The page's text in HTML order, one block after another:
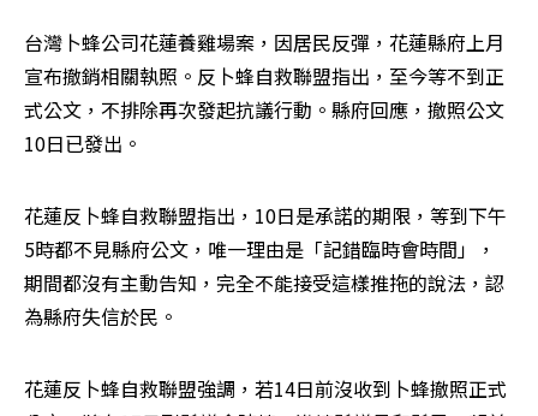
台灣卜蜂公司花蓮養雞場案，因居民反彈，花蓮縣府上月
宣布撤銷相關執照。反卜蜂自救聯盟指出，至今等不到正
式公文，不排除再次發起抗議行動。縣府回應，撤照公文
10日已發出。
花蓮反卜蜂自救聯盟指出，10日是承諾的期限，等到下午
5時都不見縣府公文，唯一理由是「記錯臨時會時間」，
期間都沒有主動告知，完全不能接受這樣推拖的說法，認
為縣府失信於民。
花蓮反卜蜂自救聯盟強調，若14日前沒收到卜蜂撤照正式